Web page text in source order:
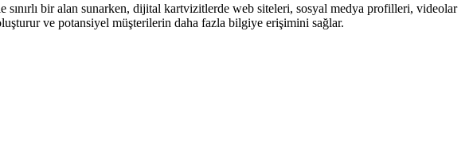
bir alan sunarken, dijital kartvizitlerde web siteleri, sosyal medya profilleri, videolar
ve potansiyel müşterilerin daha fazla bilgiye erişimini sağlar.